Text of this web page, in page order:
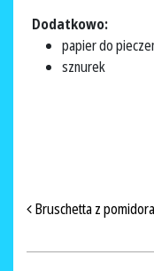
Dodatkowo:
papier do
sznurek
Bruschetta z